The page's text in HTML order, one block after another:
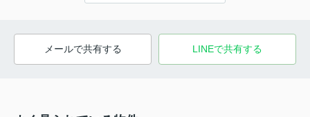
メールで共有する LINEで共有する